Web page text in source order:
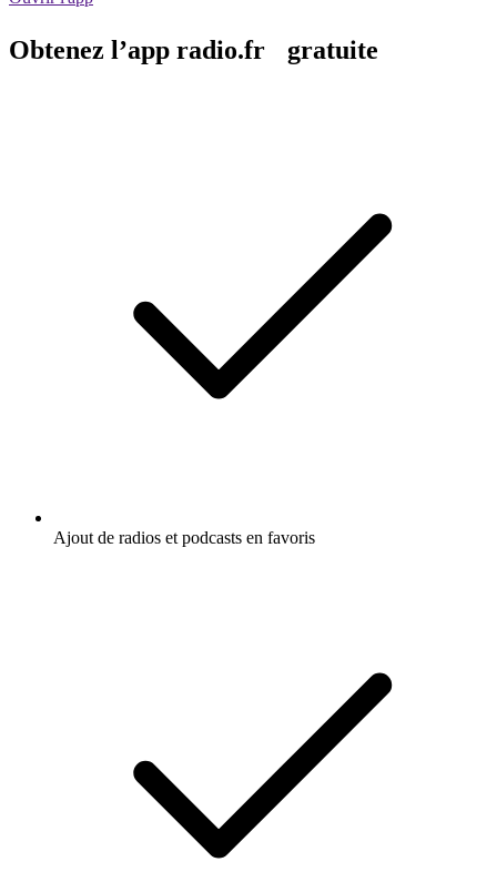
Obtenez l’app radio.fr gratuite
Ajout de radios et podcasts en favoris